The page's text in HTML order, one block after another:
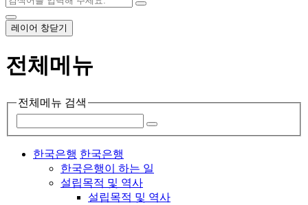
레이어 창닫기
전체메뉴
전체메뉴 검색
한국은행 한국은행
한국은행이 하는 일
설립목적 및 역사
설립목적 및 역사